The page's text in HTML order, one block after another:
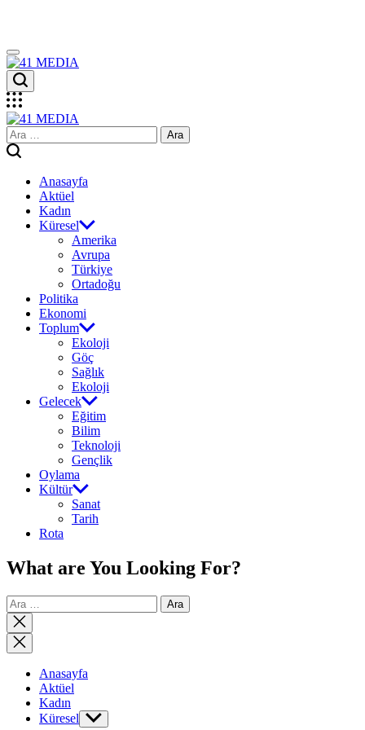
Skip
to
content
41
MEDIA
41
MEDIA
Arama:
Anasayfa
Aktüel
Kadın
Küresel
Amerika
Avrupa
Türkiye
Ortadoğu
Politika
Ekonomi
Toplum
Ekoloji
Göç
Sağlık
Ekoloji
Gelecek
Eğitim
Bilim
Teknoloji
Gençlik
Oylama
Kültür
Sanat
Tarih
Rota
What are You Looking For?
Arama:
Close
search
Anasayfa
Aktüel
Kadın
Küresel Show